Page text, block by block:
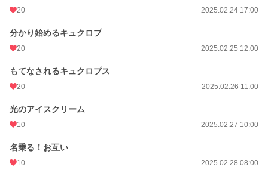
20 2025.02.24 17:00
分かり始めるキュクロプ
20 2025.02.25 12:00
もてなされるキュクロプス
20 2025.02.26 11:00
光のアイスクリーム
10 2025.02.27 10:00
名乗る！お互い
10 2025.02.28 08:00